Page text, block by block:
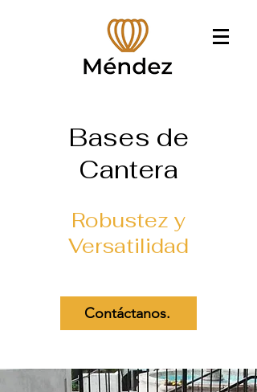
Bases de
Cantera
Robustez y
Versatilidad
Contáctanos.